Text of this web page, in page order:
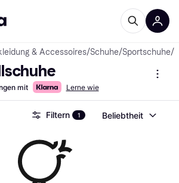
& Accessoires/Schuhe/Sportschuhe/
mit Lerne wie
Filtern 1 Beliebtheit